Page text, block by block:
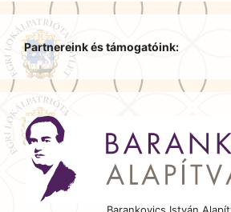
Partnereink és támogatóink: